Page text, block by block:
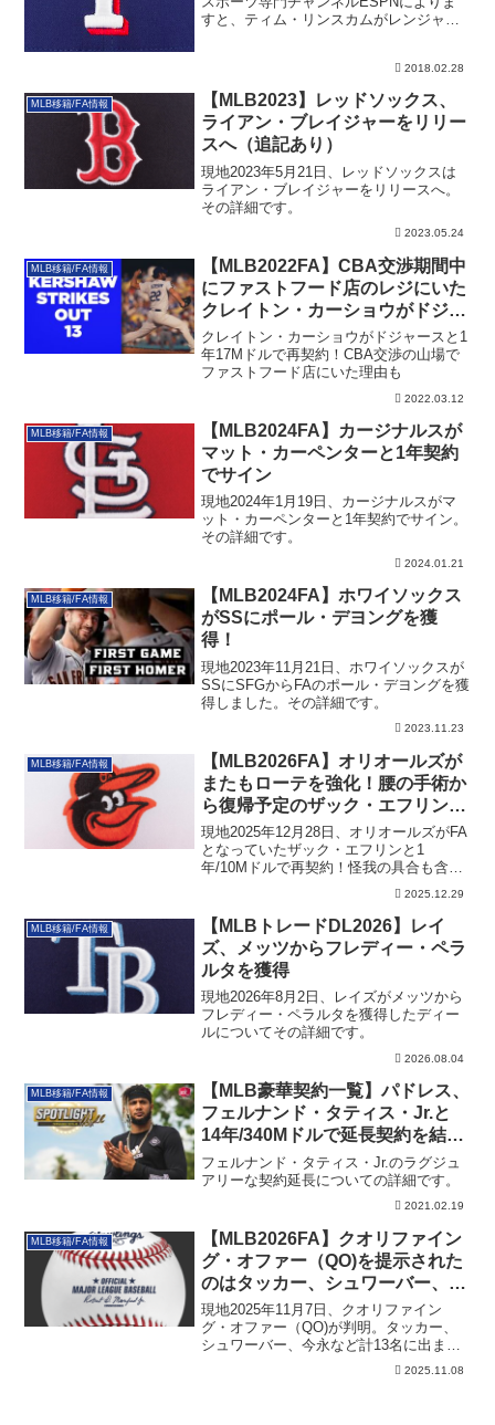
すと、ティム・リンスカムがレンジャー
2018.02.28
MLB移籍/FA情報
【MLB2023】レッドソックス、
ライアン・ブレイジャーをリリー
スへ（追記あり）
現地2023年5月21日、レッドソックスは
ライアン・ブレイジャーをリリースへ。
その詳細です。
2023.05.24
MLB移籍/FA情報
【MLB2022FA】CBA交渉期間中
にファストフード店のレジにいた
クレイトン・カーショウがドジャ
ースと1年17Mで再契約！
クレイトン・カーショウがドジャースと1
年17Mドルで再契約！CBA交渉の山場で
ファストフード店にいた理由も
2022.03.12
MLB移籍/FA情報
【MLB2024FA】カージナルスが
マット・カーペンターと1年契約
でサイン
現地2024年1月19日、カージナルスがマ
ット・カーペンターと1年契約でサイン。
その詳細です。
2024.01.21
MLB移籍/FA情報
【MLB2024FA】ホワイソックス
がSSにポール・デヨングを獲
得！
現地2023年11月21日、ホワイソックスが
SSにSFGからFAのポール・デヨングを獲
得しました。その詳細です。
2023.11.23
MLB移籍/FA情報
【MLB2026FA】オリオールズが
またもローテを強化！腰の手術か
ら復帰予定のザック・エフリンと
1年/10Mドルで再契約！
現地2025年12月28日、オリオールズがFA
となっていたザック・エフリンと1
年/10Mドルで再契約！怪我の具合も含め
2025.12.29
MLB移籍/FA情報
【MLBトレードDL2026】レイ
ズ、メッツからフレディー・ペラ
ルタを獲得
現地2026年8月2日、レイズがメッツから
フレディー・ペラルタを獲得したディー
ルについてその詳細です。
2026.08.04
MLB移籍/FA情報
【MLB豪華契約一覧】パドレス、
フェルナンド・タティス・Jr.と
14年/340Mドルで延長契約を結
ぶ！
フェルナンド・タティス・Jr.のラグジュ
アリーな契約延長についての詳細です。
2021.02.19
MLB移籍/FA情報
【MLB2026FA】クオリファイン
グ・オファー（QO)を提示された
のはタッカー、シュワーバー、今
永など計13名
現地2025年11月7日、クオリファイン
グ・オファー（QO)が判明。タッカー、
シュワーバー、今永など計13名に出まし
た。制度の説明も含めた記事です。2025.11.08